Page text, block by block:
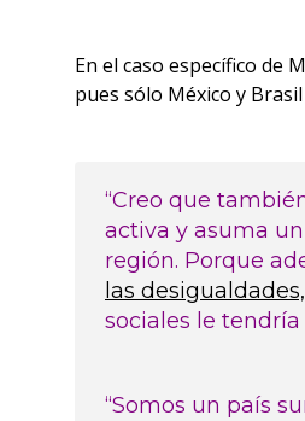
En el caso específico de
pues sólo México y
“Creo que
activa y asuma
región. Porque
las desigualdades,
sociales le
“Somos un país